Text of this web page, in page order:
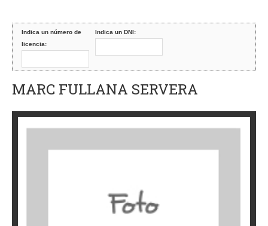
Indica un número de
licencia:
Indica un DNI:
MARC FULLANA SERVERA